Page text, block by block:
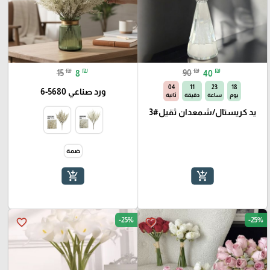
90 ₪ 40 ₪
18
يوم
23
ساعة
11
دقيقة
03
ثانية
يد كريستال/شمعدان ثقيل#3
add_shopping_cart
15 ₪ 8 ₪
ورد صناعي 5680-6
ضمة
add_shopping_cart
favorite_border -25%
favorite_border -25%